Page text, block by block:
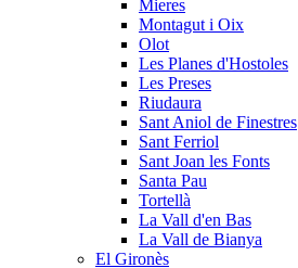
Mieres
Montagut i Oix
Olot
Les Planes d'Hostoles
Les Preses
Riudaura
Sant Aniol de Finestres
Sant Ferriol
Sant Joan les Fonts
Santa Pau
Tortellà
La Vall d'en Bas
La Vall de Bianya
El Gironès